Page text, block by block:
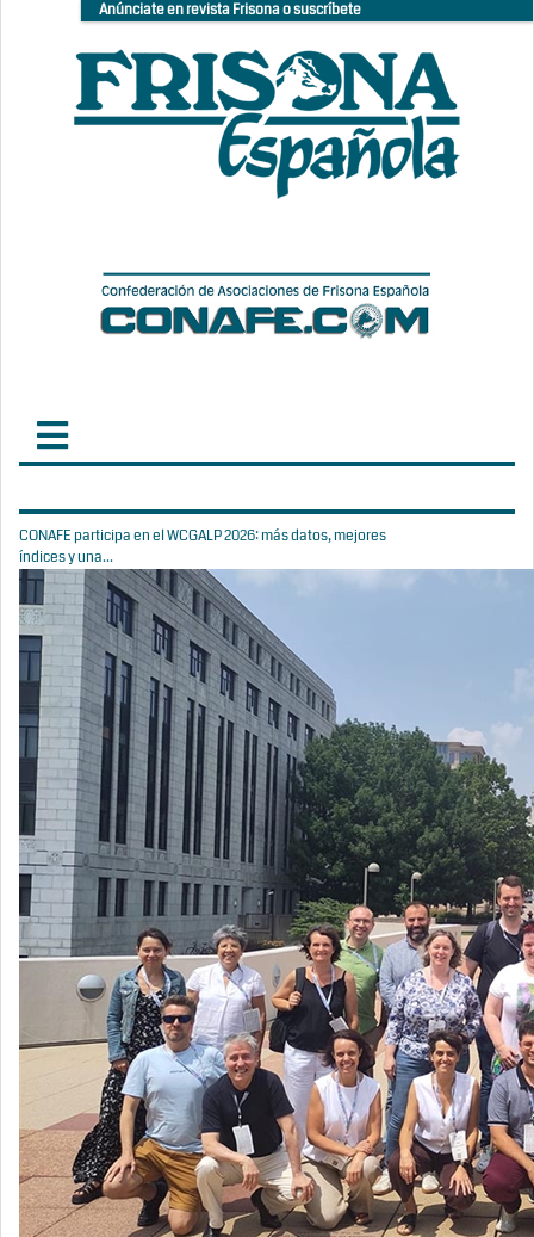
Anúnciate en revista Frisona o suscríbete
CONAFE participa en el WCGALP 2026: más datos, mejores
índices y una...